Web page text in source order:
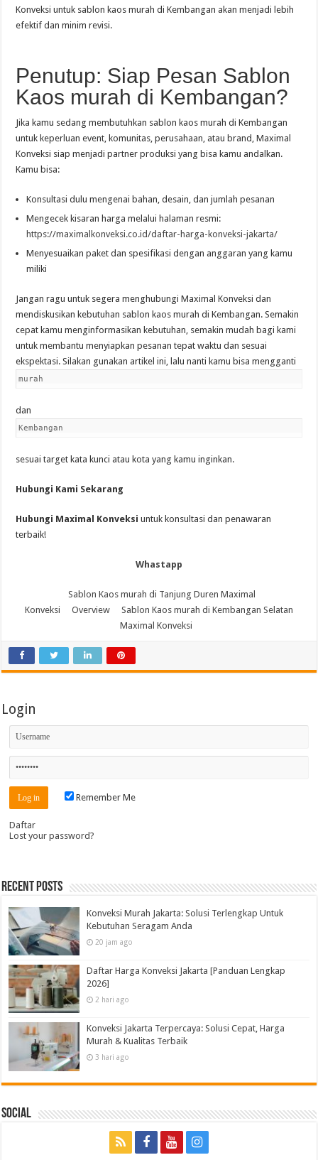
Konveksi untuk sablon kaos murah di Kembangan akan menjadi lebih
efektif dan minim revisi.
Penutup: Siap Pesan Sablon
Kaos murah di Kembangan?
Jika kamu sedang membutuhkan sablon kaos murah di Kembangan
untuk keperluan event, komunitas, perusahaan, atau brand, Maximal
Konveksi siap menjadi partner produksi yang bisa kamu andalkan.
Kamu bisa:
Konsultasi dulu mengenai bahan, desain, dan jumlah pesanan
Mengecek kisaran harga melalui halaman resmi:
https://maximalkonveksi.co.id/daftar-harga-konveksi-jakarta/
Menyesuaikan paket dan spesifikasi dengan anggaran yang kamu
miliki
Jangan ragu untuk segera menghubungi Maximal Konveksi dan
mendiskusikan kebutuhan sablon kaos murah di Kembangan. Semakin
cepat kamu menginformasikan kebutuhan, semakin mudah bagi kami
untuk membantu menyiapkan pesanan tepat waktu dan sesuai
ekspektasi. Silakan gunakan artikel ini, lalu nanti kamu bisa mengganti
murah
dan
Kembangan
sesuai target kata kunci atau kota yang kamu inginkan.
Hubungi Kami Sekarang
Hubungi Maximal Konveksi untuk konsultasi dan penawaran
terbaik!
Whastapp
Sablon Kaos murah di Tanjung Duren Maximal
Konveksi
Overview
Sablon Kaos murah di Kembangan Selatan
Maximal Konveksi
Login
Remember Me
Daftar
Lost your password?
Recent Posts
Konveksi Murah Jakarta: Solusi Terlengkap Untuk
Kebutuhan Seragam Anda
20 jam ago
Daftar Harga Konveksi Jakarta [Panduan Lengkap
2026]
2 hari ago
Konveksi Jakarta Terpercaya: Solusi Cepat, Harga
Murah & Kualitas Terbaik
3 hari ago
Social